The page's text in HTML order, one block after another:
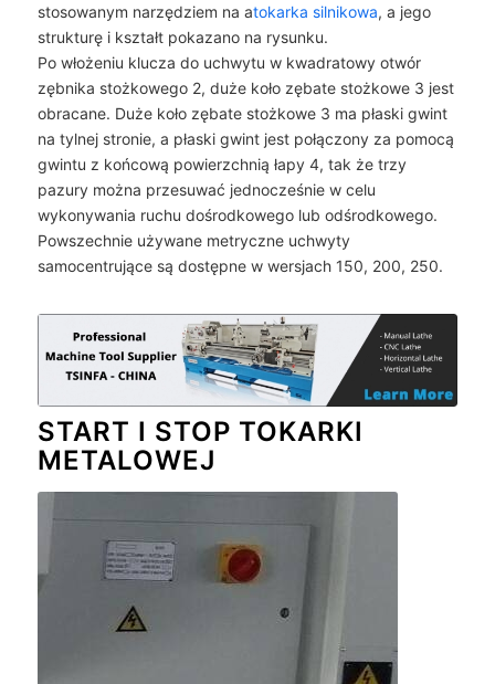
stosowanym narzędziem na atokarka silnikowa, a jego
strukturę i kształt pokazano na rysunku.
Po włożeniu klucza do uchwytu w kwadratowy otwór
zębnika stożkowego 2, duże koło zębate stożkowe 3 jest
obracane. Duże koło zębate stożkowe 3 ma płaski gwint
na tylnej stronie, a płaski gwint jest połączony za pomocą
gwintu z końcową powierzchnią łapy 4, tak że trzy
pazury można przesuwać jednocześnie w celu
wykonywania ruchu dośrodkowego lub odśrodkowego.
Powszechnie używane metryczne uchwyty
samocentrujące są dostępne w wersjach 150, 200, 250.
START I STOP TOKARKI
METALOWEJ